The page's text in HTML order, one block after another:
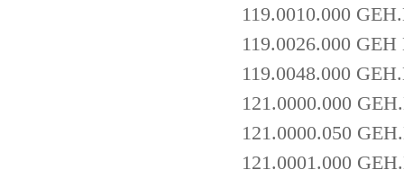
119.0010.000
119.0026.000
119.0048.000
121.0000.000
121.0000.050
121.0001.000